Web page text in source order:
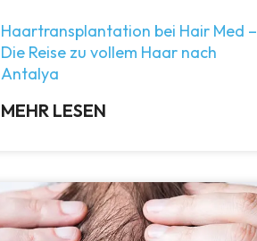
Haartransplantation bei Hair Med –
Die Reise zu vollem Haar nach
Antalya
MEHR LESEN